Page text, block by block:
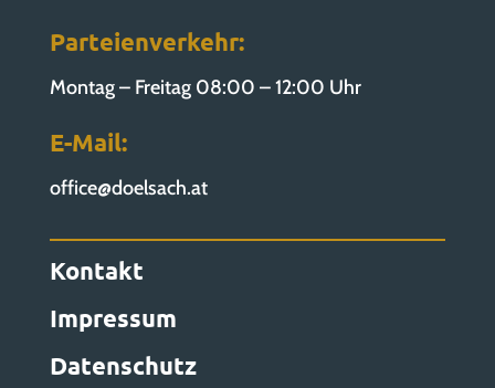
Parteienverkehr:
Montag – Freitag 08:00 – 12:00 Uhr
E-Mail:
office@doelsach.at
Kontakt
Impressum
Datenschutz